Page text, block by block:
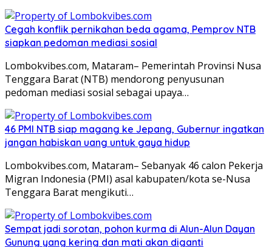
Cegah konflik pernikahan beda agama, Pemprov NTB
siapkan pedoman mediasi sosial
Lombokvibes.com, Mataram– Pemerintah Provinsi Nusa
Tenggara Barat (NTB) mendorong penyusunan
pedoman mediasi sosial sebagai upaya…
46 PMI NTB siap magang ke Jepang, Gubernur ingatkan
jangan habiskan uang untuk gaya hidup
Lombokvibes.com, Mataram– Sebanyak 46 calon Pekerja
Migran Indonesia (PMI) asal kabupaten/kota se-Nusa
Tenggara Barat mengikuti…
Sempat jadi sorotan, pohon kurma di Alun-Alun Dayan
Gunung yang kering dan mati akan diganti